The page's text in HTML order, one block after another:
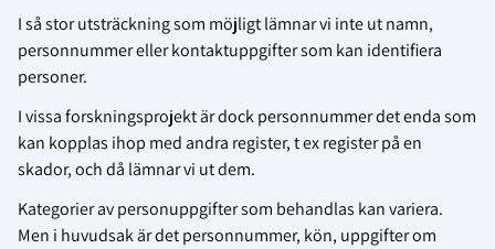
I så stor utsträckning som möjligt lämnar vi inte ut namn,
personnummer eller kontaktuppgifter som kan identifiera
personer.
I vissa forskningsprojekt är dock personnummer det enda som
kan kopplas ihop med andra register, t ex register på en
skador, och då lämnar vi ut dem.
Kategorier av personuppgifter som behandlas kan variera.
Men i huvudsak är det personnummer, kön, uppgifter om